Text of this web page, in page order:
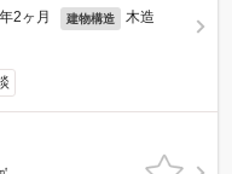
2ヶ月 建物構造 木造